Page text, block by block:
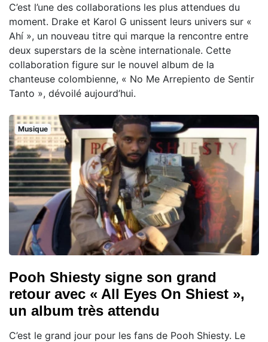
C’est l’une des collaborations les plus attendues du
moment. Drake et Karol G unissent leurs univers sur «
Ahí », un nouveau titre qui marque la rencontre entre
deux superstars de la scène internationale. Cette
collaboration figure sur le nouvel album de la
chanteuse colombienne, « No Me Arrepiento de Sentir
Tanto », dévoilé aujourd’hui.
Musique
Pooh Shiesty signe son grand
retour avec « All Eyes On Shiest »,
un album très attendu
C’est le grand jour pour les fans de Pooh Shiesty. Le